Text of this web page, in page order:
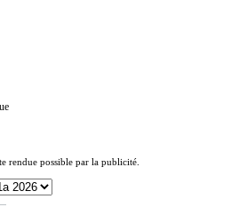
rendue possible par la publicité.